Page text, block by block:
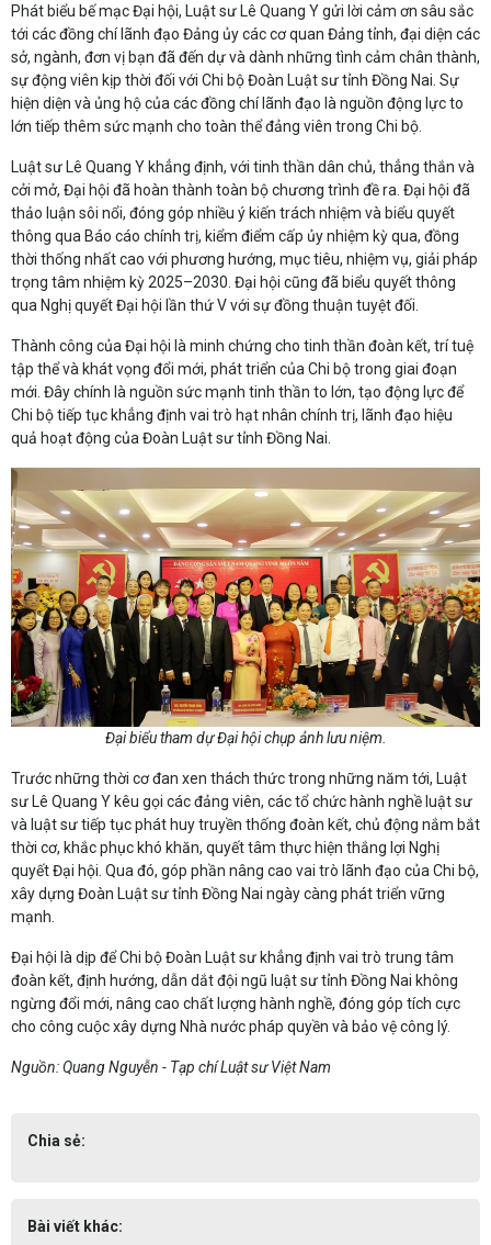
Phát biểu bế mạc Đại hội, Luật sư Lê Quang Y gửi lời cảm ơn sâu sắc
tới các đồng chí lãnh đạo Đảng ủy các cơ quan Đảng tỉnh, đại diện các
sở, ngành, đơn vị bạn đã đến dự và dành những tình cảm chân thành,
sự động viên kịp thời đối với Chi bộ Đoàn Luật sư tỉnh Đồng Nai. Sự
hiện diện và ủng hộ của các đồng chí lãnh đạo là nguồn động lực to
lớn tiếp thêm sức mạnh cho toàn thể đảng viên trong Chi bộ.
Luật sư Lê Quang Y khẳng định, với tinh thần dân chủ, thẳng thắn và
cởi mở, Đại hội đã hoàn thành toàn bộ chương trình đề ra. Đại hội đã
thảo luận sôi nổi, đóng góp nhiều ý kiến trách nhiệm và biểu quyết
thông qua Báo cáo chính trị, kiểm điểm cấp ủy nhiệm kỳ qua, đồng
thời thống nhất cao với phương hướng, mục tiêu, nhiệm vụ, giải pháp
trọng tâm nhiệm kỳ 2025–2030. Đại hội cũng đã biểu quyết thông
qua Nghị quyết Đại hội lần thứ V với sự đồng thuận tuyệt đối.
Thành công của Đại hội là minh chứng cho tinh thần đoàn kết, trí tuệ
tập thể và khát vọng đổi mới, phát triển của Chi bộ trong giai đoạn
mới. Đây chính là nguồn sức mạnh tinh thần to lớn, tạo động lực để
Chi bộ tiếp tục khẳng định vai trò hạt nhân chính trị, lãnh đạo hiệu
quả hoạt động của Đoàn Luật sư tỉnh Đồng Nai.
Đại biểu tham dự Đại hội chụp ảnh lưu niệm.
Trước những thời cơ đan xen thách thức trong những năm tới, Luật
sư Lê Quang Y kêu gọi các đảng viên, các tổ chức hành nghề luật sư
và luật sư tiếp tục phát huy truyền thống đoàn kết, chủ động nắm bắt
thời cơ, khắc phục khó khăn, quyết tâm thực hiện thắng lợi Nghị
quyết Đại hội. Qua đó, góp phần nâng cao vai trò lãnh đạo của Chi bộ,
xây dựng Đoàn Luật sư tỉnh Đồng Nai ngày càng phát triển vững
mạnh.
Đại hội là dịp để Chi bộ Đoàn Luật sư khẳng định vai trò trung tâm
đoàn kết, định hướng, dẫn dắt đội ngũ luật sư tỉnh Đồng Nai không
ngừng đổi mới, nâng cao chất lượng hành nghề, đóng góp tích cực
cho công cuộc xây dựng Nhà nước pháp quyền và bảo vệ công lý.
Nguồn: Quang Nguyễn - Tạp chí Luật sư Việt Nam
Chia sẻ:
Bài viết khác: